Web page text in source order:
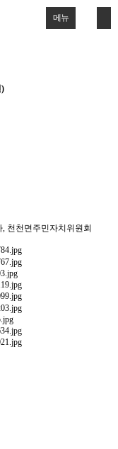
메뉴
)
천천면주민자치위원회